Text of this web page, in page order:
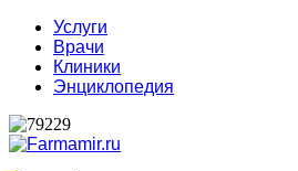
Услуги
Врачи
Клиники
Энциклопедия